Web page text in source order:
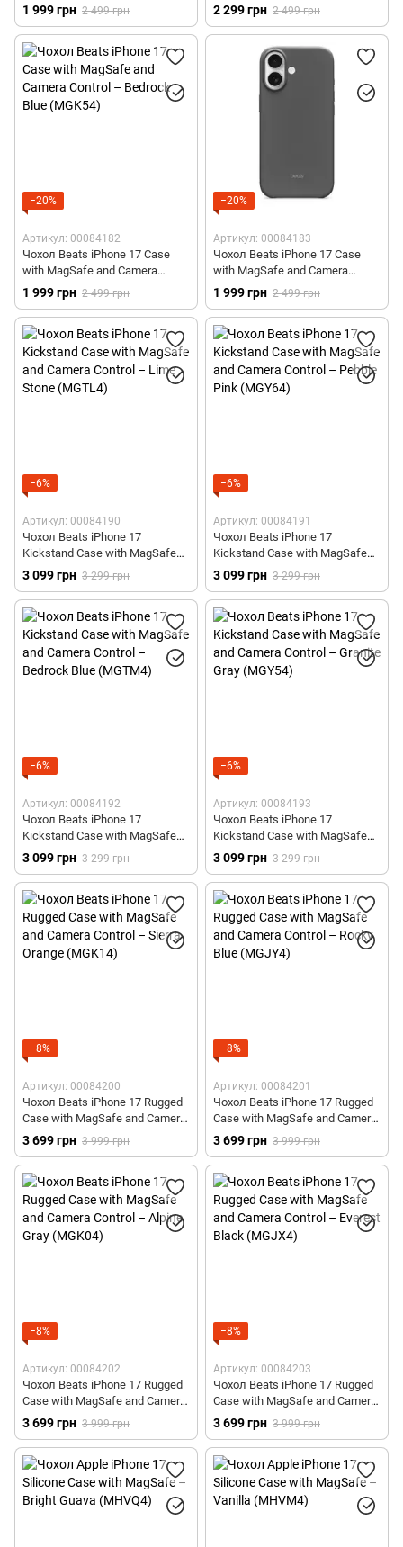
Control – Lime Stone (MGK34)
1 999 грн 2 499 грн
Control – Pebble Pink (MGK44)
2 299 грн 2 499 грн
−20%
Артикул: 00084182
Чохол Beats iPhone 17 Case
with MagSafe and Camera
Control – Bedrock Blue (MGK54)
1 999 грн 2 499 грн
−20%
Артикул: 00084183
Чохол Beats iPhone 17 Case
with MagSafe and Camera
Control – Granite Gray (MGK24)
1 999 грн 2 499 грн
−6%
Артикул: 00084190
Чохол Beats iPhone 17
Kickstand Case with MagSafe
and Camera Control – Lime
Stone (MGTL4)
3 099 грн 3 299 грн
−6%
Артикул: 00084191
Чохол Beats iPhone 17
Kickstand Case with MagSafe
and Camera Control – Pebble
Pink (MGY64)
3 099 грн 3 299 грн
−6%
Артикул: 00084192
Чохол Beats iPhone 17
Kickstand Case with MagSafe
and Camera Control – Bedrock
Blue (MGTM4)
3 099 грн 3 299 грн
−6%
Артикул: 00084193
Чохол Beats iPhone 17
Kickstand Case with MagSafe
and Camera Control – Granite
Gray (MGY54)
3 099 грн 3 299 грн
−8%
Артикул: 00084200
Чохол Beats iPhone 17 Rugged
Case with MagSafe and Camera
Control – Sierra Orange (MGK14)
3 699 грн 3 999 грн
−8%
Артикул: 00084201
Чохол Beats iPhone 17 Rugged
Case with MagSafe and Camera
Control – Rocky Blue (MGJY4)
3 699 грн 3 999 грн
−8%
Артикул: 00084202
Чохол Beats iPhone 17 Rugged
Case with MagSafe and Camera
Control – Alpine Gray (MGK04)
3 699 грн 3 999 грн
−8%
Артикул: 00084203
Чохол Beats iPhone 17 Rugged
Case with MagSafe and Camera
Control – Everest Black (MGJX4)
3 699 грн 3 999 грн